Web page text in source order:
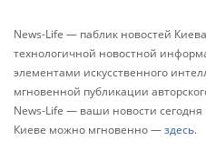
News-Life — паблик новостей
технологичной новостной
элементами искусственного
мгновенной публикации
News-Life — ваши новости сегодня
Киеве можно мгновенно —здесь.